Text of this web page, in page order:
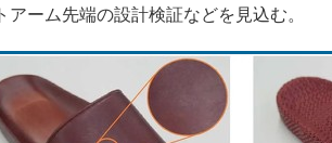
アーム先端の設計検証などを見込む。